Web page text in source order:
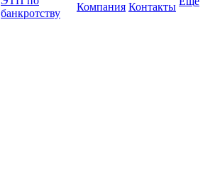
банкротству
Компания Контакты